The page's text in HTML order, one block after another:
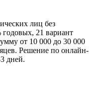
лиц без
21 вариант
от 10 000 до 30 000
Решение по онлайн-
дней.